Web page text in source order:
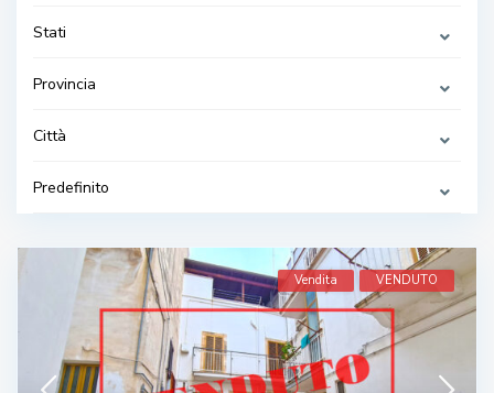
Stati
Provincia
Città
Predefinito
Vendita VENDUTO